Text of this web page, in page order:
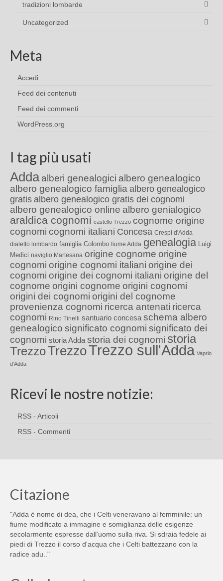
tradizioni lombarde
Uncategorized
Meta
Accedi
Feed dei contenuti
Feed dei commenti
WordPress.org
I tag più usati
Adda alberi genealogici albero genealogico
albero genealogico famiglia albero genealogico
gratis albero genealogico gratis dei cognomi
albero genealogico online albero genialogico
araldica cognomi castello Trezzo cognome origine
cognomi cognomi italiani Concesa Crespi d'Adda
dialetto lombardo famiglia Colombo fiume Adda genealogia Luigi
Medici naviglio Martesana origine cognome origine
cognomi origine cognomi italiani origine dei
cognomi origine dei cognomi italiani origine del
cognome origini cognome origini cognomi
origini dei cognomi origini del cognome
provenienza cognomi ricerca antenati ricerca
cognomi Rino Tinelli santuario concesa schema albero
genealogico significato cognomi significato dei
cognomi storia Adda storia dei cognomi storia
TrezzoTrezzoTrezzo sull'Adda Vaprio
d'Adda
Ricevi le nostre notizie:
RSS - Articoli
RSS - Commenti
Citazione
"Adda è nome di dea, che i Celti veneravano al femminile: un
fiume modificato a immagine e somiglianza delle esigenze
secolarmente espresse dall'uomo sulla riva. Si sdraia fedele ai
piedi di Trezzo il corso d'acqua che i Celti battezzano con la
radice adu.."